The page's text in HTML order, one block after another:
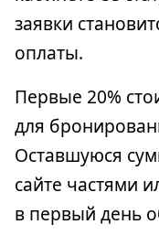
заявки
оплаты.
Первые 20%
для
Оставшуюся
сайте частями
в первый день